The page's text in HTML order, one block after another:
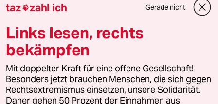
Downloads für Abonnierende
© 2026 taz Verlags und Vertriebs GmbH
Alle Rechte vorbehalten. Bei rechtlichen Fragen oder für Genehmigungen
wenden Sie sich bitte an lizenzen@taz.de
taz zahl ich Gerade nicht
Links lesen, rechts
bekämpfen
Mit doppelter Kraft für eine offene Gesellschaft!
Besonders jetzt brauchen Menschen, die sich gegen
Rechtsextremismus einsetzen, unsere Solidarität.
Daher gehen 50 Prozent der Einnahmen aus